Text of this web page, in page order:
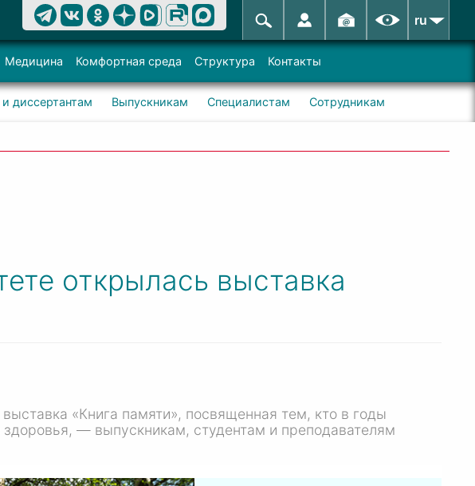
ru
Медицина Комфортная среда Структура Контакты
диссертантам Выпускникам Специалистам Сотрудникам
открылась выставка
«Книга памяти», посвященная тем, кто в годы
— выпускникам, студентам и преподавателям